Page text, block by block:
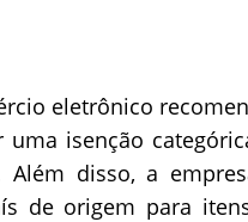
eletrônico
isenção
Além disso, a
de origem para